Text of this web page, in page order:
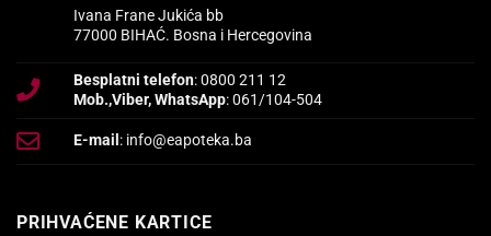
Ivana Frane Jukića bb
77000 BIHAĆ. Bosna i Hercegovina
Besplatni telefon: 0800 211 12
Mob.,Viber, WhatsApp: 061/104-504
E-mail : info@eapoteka.ba
PRIHVAĆENE KARTICE